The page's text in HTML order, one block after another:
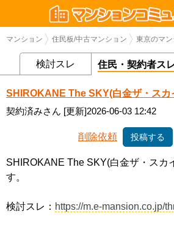
マンション 住民板/中古マンション 東京のマ
検討スレ 住民・契約者ス
SHIROKANE The SKY(白金ザ・スカ
契約済みさん [更新]2026-06-03 12:42
削除依頼 投稿する
SHIROKANE The SKY(白金ザ・スカ
す。
検討スレ： https://m.e-mansion.co.jp/